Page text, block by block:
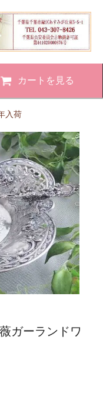
カートを見る
入荷
ガーランドワ